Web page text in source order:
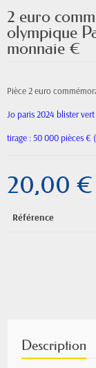
2 euro
olympique
monnaie €
Pièce 2 euro
Jo paris 2024 blister vert
tirage : 50 000 pièces €
20,00 €
Référence
Description